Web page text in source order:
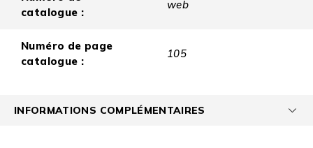
catalogue :
web
Numéro de page
catalogue :
105
INFORMATIONS COMPLÉMENTAIRES